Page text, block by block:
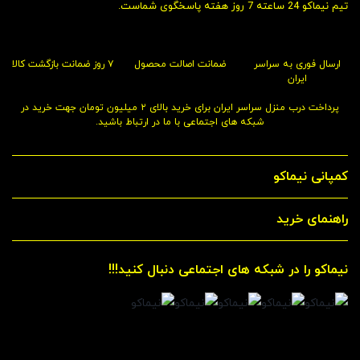
تیم نیماکو 24 ساعته 7 روز هفته پاسخگوی شماست.
ارسال فوری به سراسر
ایران
ضمانت اصالت محصول ۷ روز ضمانت بازگشت کالا
پرداخت درب منزل سراسر ایران برای خرید بالای ۲ میلیون تومان جهت خرید در
شبکه های اجتماعی با ما در ارتباط باشید.
کمپانی نیماکو
راهنمای خرید
نیماکو را در شبکه های اجتماعی دنبال کنید!!!